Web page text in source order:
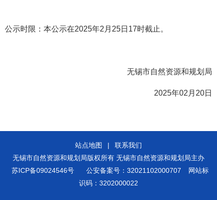
公示时限：本公示在2025年2月25日17时截止。
无锡市自然资源和规划局
2025年02月20日
站点地图 |
联系我们
无锡市自然资源和规划局版权所有 无锡市自然资源和规划局主办
苏ICP备09024546号
公安备案号：32021102000707
网站标
识码：3202000022